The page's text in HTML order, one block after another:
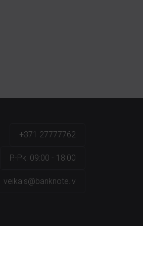
+371 27777762
P.-Pk. 09:00 - 18:00
veikals@banknote.lv